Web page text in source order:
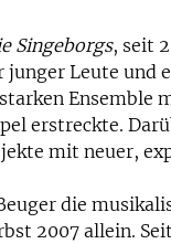
Singeborgs, seit
Leute und
Ensemble
erstreckte.
mit neuer,
die
2007 allein.